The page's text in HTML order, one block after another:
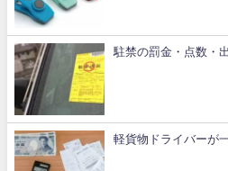
駐禁の罰金・点数・
軽貨物ドライバーが